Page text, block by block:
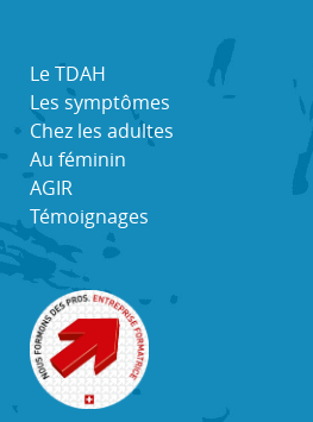
Le TDAH
Les symptômes
Chez les adultes
Au féminin
AGIR
Témoignages